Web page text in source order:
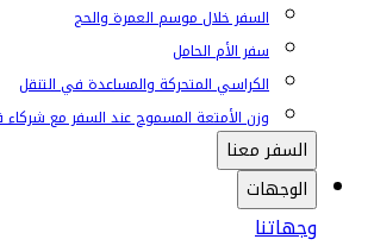
السفر خلال موسم العمرة والحج
سفر الأم الحامل
الكراسي المتحركة والمساعدة في التنقل
وزن الأمتعة المسموح عند السفر مع شركاء
السفر معنا
الوجهات
وجهاتنا